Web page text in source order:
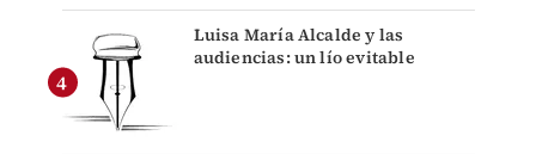
Luisa María Alcalde y las
audiencias: un lío evitable